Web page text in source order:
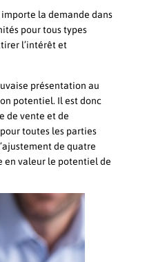
importe la demande dans
pour tous types
l’intérêt et
présentation au
potentiel. Il est donc
de vente et de
toutes les parties
de quatre
en valeur le potentiel de